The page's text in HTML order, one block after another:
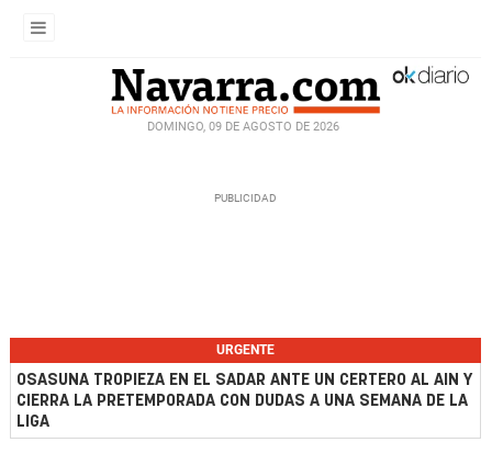
DOMINGO, 09 DE AGOSTO DE 2026
URGENTE
OSASUNA TROPIEZA EN EL SADAR ANTE UN CERTERO AL AIN Y
CIERRA LA PRETEMPORADA CON DUDAS A UNA SEMANA DE LA
LIGA